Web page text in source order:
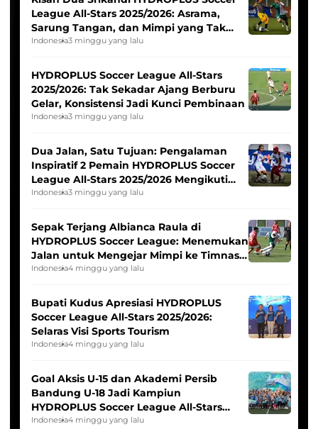
League All-Stars 2025/2026: Asrama,
Sarung Tangan, dan Mimpi yang Tak
Pernah Padam
Indonesia3 minggu yang lalu
HYDROPLUS Soccer League All-Stars
2025/2026: Tak Sekadar Ajang Berburu
Gelar, Konsistensi Jadi Kunci Pembinaan
Indonesia3 minggu yang lalu
Dua Jalan, Satu Tujuan: Pengalaman
Inspiratif 2 Pemain HYDROPLUS Soccer
League All-Stars 2025/2026 Mengikuti
Seleksi Timnas Indonesia Putri
Indonesia3 minggu yang lalu
Sepak Terjang Albianca Raula di
HYDROPLUS Soccer League: Menemukan
Jalan untuk Mengejar Mimpi ke Timnas
Indonesia Putri
Indonesia4 minggu yang lalu
Bupati Kudus Apresiasi HYDROPLUS
Soccer League All-Stars 2025/2026:
Selaras Visi Sports Tourism
Indonesia4 minggu yang lalu
Goal Aksis U-15 dan Akademi Persib
Bandung U-18 Jadi Kampiun
HYDROPLUS Soccer League All-Stars
2025/2026
Indonesia4 minggu yang lalu